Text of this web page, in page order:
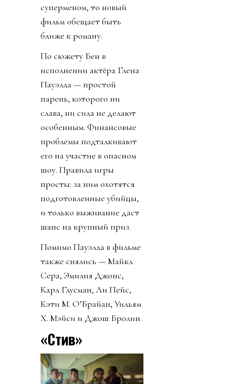
суперменом, то новый
фильм обещает быть
ближе к роману.
По сюжету Бен в
исполнении актёра Глена
Пауэлла — простой
парень, которого ни
слава, ни сила не делают
особенным. Финансовые
проблемы подталкивают
его на участие в опасном
шоу. Правила игры
просты: за ним охотятся
подготовленные убийцы,
и только выживание даст
шанс на крупный приз.
Помимо Пауэлла в фильме
также снялись — Майкл
Сера, Эмилия Джонс,
Карл Глусман, Ли Пейс,
Кэти М. О’Брайан, Уильям
Х. Мэйси и Джош Бролин.
«Стив»